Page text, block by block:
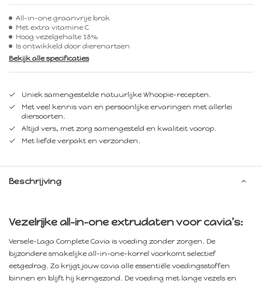
All-in-one graanvrije brok
Met extra vitamine C
Hoog vezelgehalte 18%
Is ontwikkeld door dierenartsen
Bekijk alle specificaties
Uniek samengestelde natuurlijke Whoopie-recepten.
Met veel kennis van en persoonlijke ervaringen met allerlei
diersoorten.
Altijd vers, met zorg samengesteld en kwaliteit voorop.
Met liefde verpakt en verzonden.
Beschrijving
Vezelrijke all-in-one extrudaten voor cavia’s:
Versele-Laga Complete Cavia is voeding zonder zorgen. De
bijzondere smakelijke all-in-one-korrel voorkomt selectief
eetgedrag. Zo krijgt jouw cavia alle essentiële voedingsstoffen
binnen en blijft hij kerngezond. De voeding met lange vezels en